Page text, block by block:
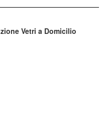
Vetri a Domicilio